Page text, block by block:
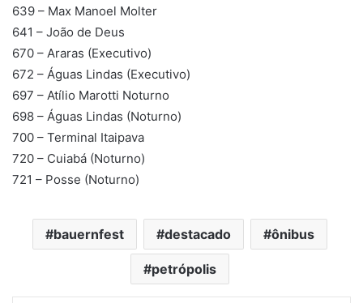
639 – Max Manoel Molter
641 – João de Deus
670 – Araras (Executivo)
672 – Águas Lindas (Executivo)
697 – Atílio Marotti Noturno
698 – Águas Lindas (Noturno)
700 – Terminal Itaipava
720 – Cuiabá (Noturno)
721 – Posse (Noturno)
bauernfest destacado ônibus
petrópolis